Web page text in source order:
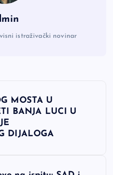
istraživački novinar
MOSTA U
BANJA LUCI U
DIJALOGA